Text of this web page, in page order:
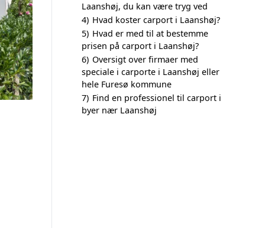
Laanshøj, du kan være tryg ved
4) Hvad koster carport i Laanshøj?
5) Hvad er med til at bestemme
prisen på carport i Laanshøj?
6) Oversigt over firmaer med
speciale i carporte i Laanshøj eller
hele Furesø kommune
7) Find en professionel til carport i
byer nær Laanshøj